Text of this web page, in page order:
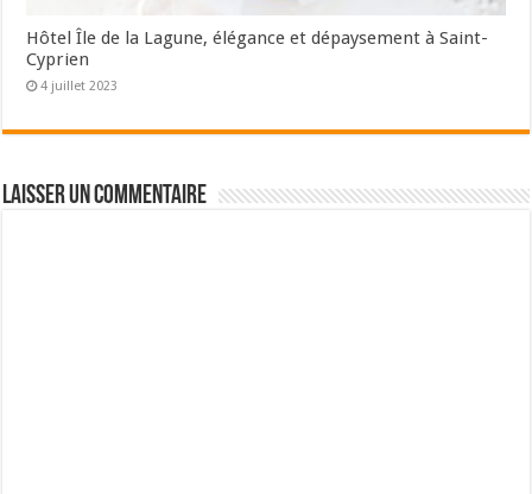
Hôtel Île de la Lagune, élégance et dépaysement à Saint-
Cyprien
4 juillet 2023
Laisser un commentaire